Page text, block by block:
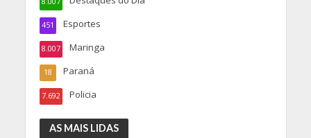
Esportes
451
Maringa
8.007
Paraná
18
Policia
7.692
AS MAIS LIDAS